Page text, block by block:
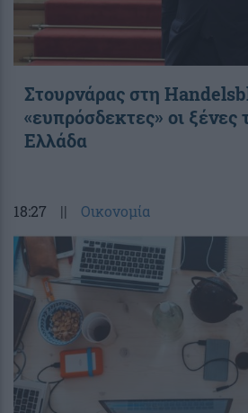
Στουρνάρας στη
«ευπρόσδεκτες» οι ξένες
Ελλάδα
18:27 || Οικονομία